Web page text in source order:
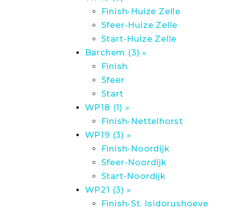
Finish-Huize Zelle
Sfeer-Huize Zelle
Start-Huize Zelle
Barchem (3) »
Finish
Sfeer
Start
WP18 (1) »
Finish-Nettelhorst
WP19 (3) »
Finish-Noordijk
Sfeer-Noordijk
Start-Noordijk
WP21 (3) »
Finish-St. Isidorushoeve